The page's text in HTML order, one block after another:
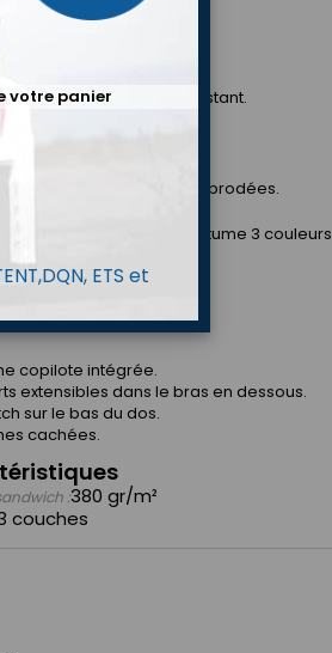
EST NÉE
en tissu aramide très résistant.
design à la mode.
conception d'épaulettes brodées.
de couleurs dans un costume 3 couleurs
copilote intégrée.
extensibles dans le bras en dessous.
sur le bas du dos.
cachées.
:380 gr/m²
couches
votre panier
ETS et